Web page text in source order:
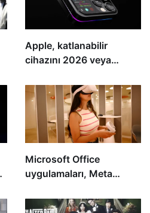
Apple, katlanabilir
cihazını 2026 veya
sürebilir
Microsoft Office
uygulamaları, Meta
geliyor